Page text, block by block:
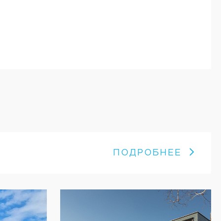
ПОДРОБНЕЕ